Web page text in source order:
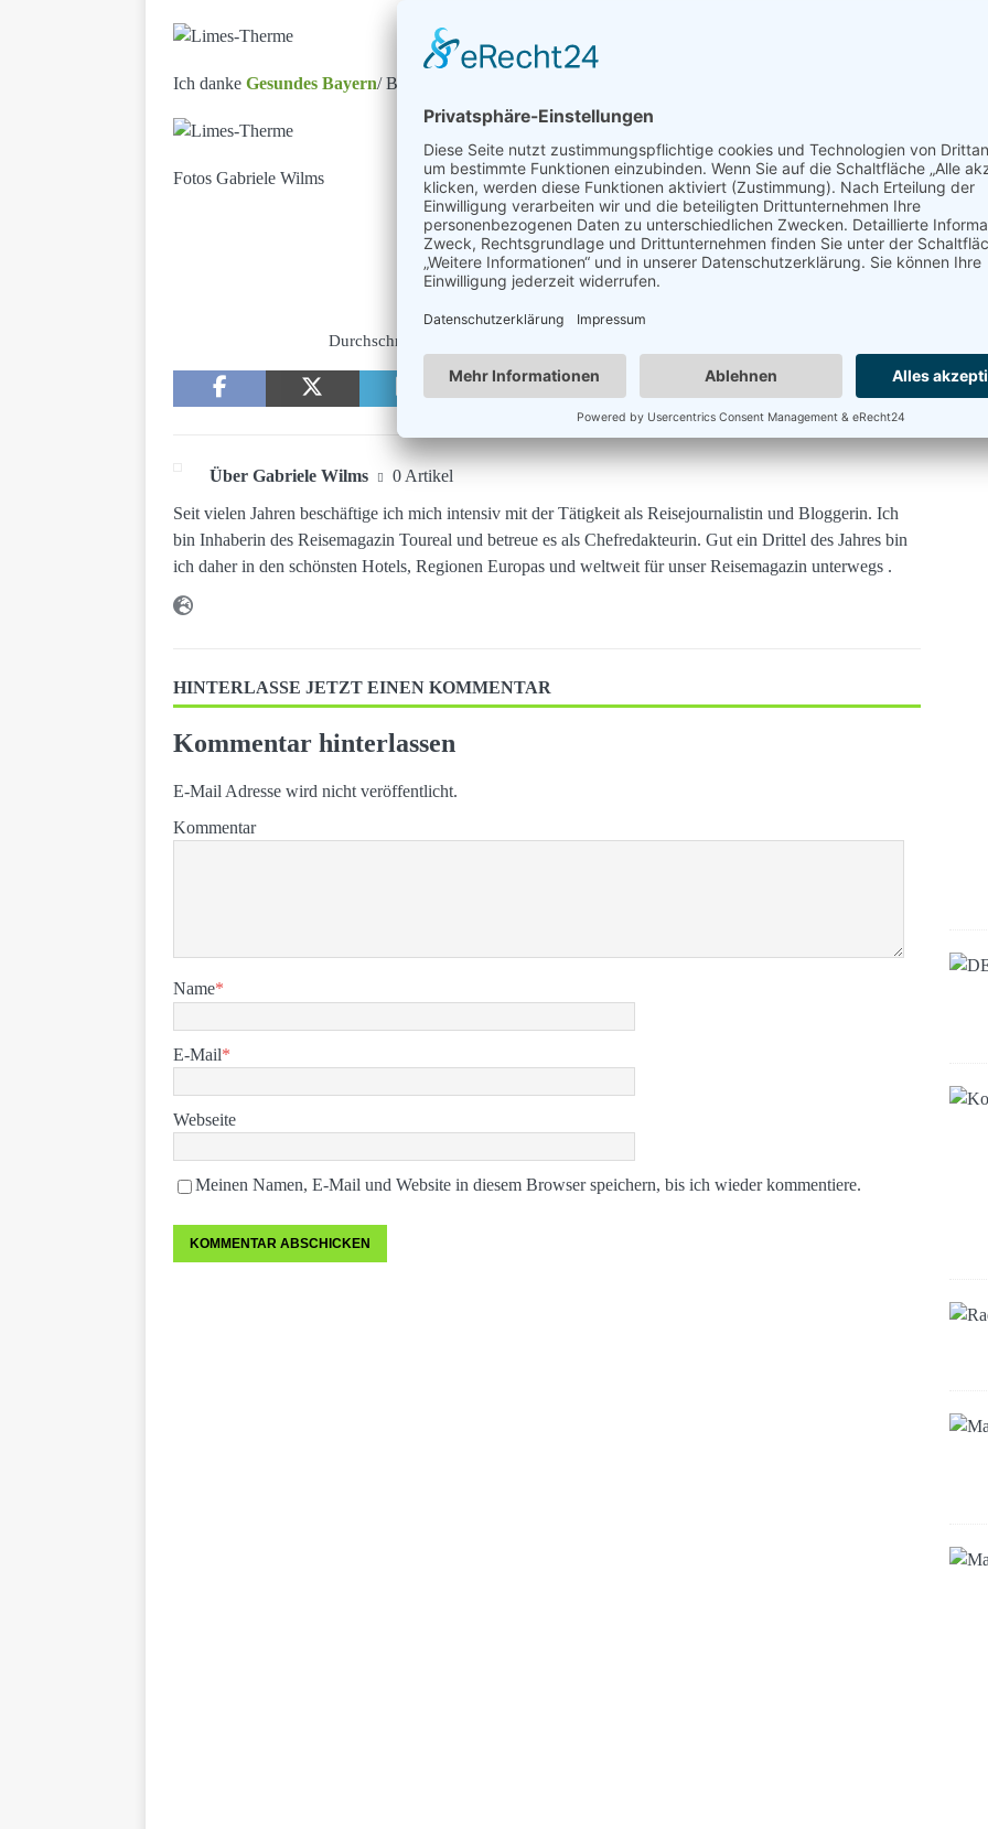
Ich danke Gesundes Bayern/ Bayern Tourismus für die Unterstützung.
Fotos Gabriele Wilms
Wie hilfreich war dieser Beitrag?
Klicke auf die Sterne um zu bewerten!
Durchschnittliche Bewertung
Über Gabriele Wilms
0 Artikel
Seit vielen Jahren beschäftige ich mich intensiv mit der Tätigkeit als Reisejournalistin und Bloggerin. Ich
bin Inhaberin des Reisemagazin Toureal und betreue es als Chefredakteurin. Gut ein Drittel des Jahres bin
ich daher in den schönsten Hotels, Regionen Europas und weltweit für unser Reisemagazin unterwegs .
HINTERLASSE JETZT EINEN KOMMENTAR
Kommentar hinterlassen
E-Mail Adresse wird nicht veröffentlicht.
Kommentar
Name*
E-Mail*
Webseite
Meinen Namen, E-Mail und Website in diesem Browser speichern, bis ich wieder kommentiere.